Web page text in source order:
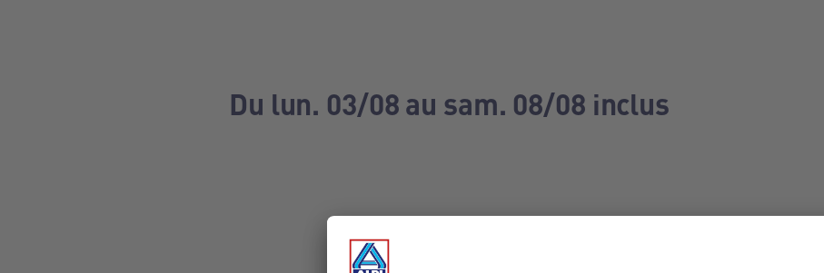
Du lun. 03/08 au sam. 08/08 inclus